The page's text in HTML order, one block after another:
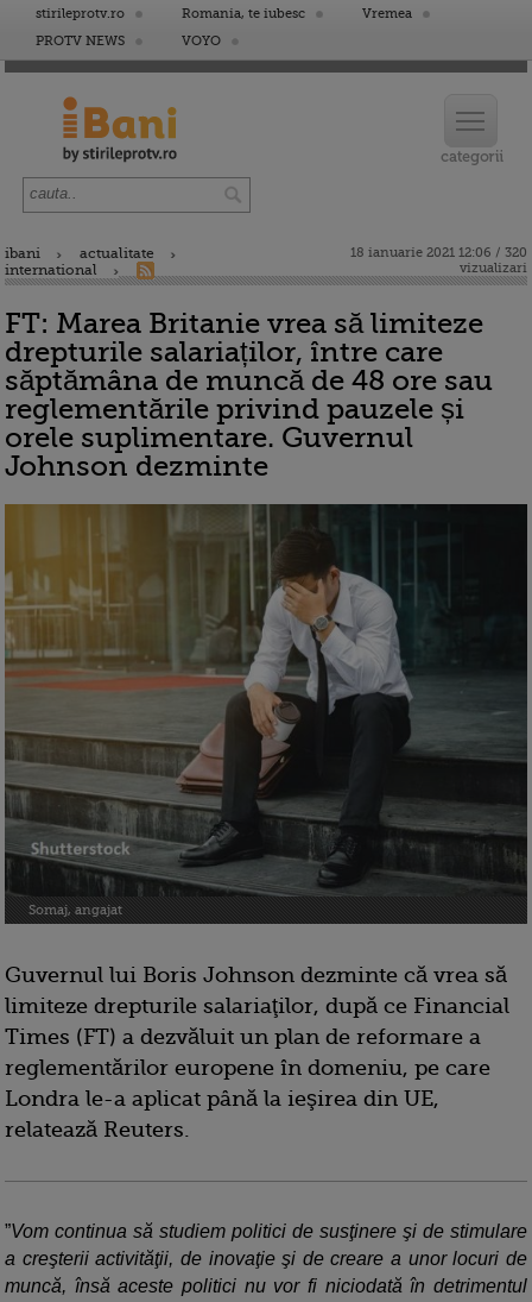
stirileprotv.ro Romania, te iubesc
Vremea
PROTV NEWS
VOYO
ibani
actualitate
international
18 ianuarie 2021 12:06 / 320
vizualizari
FT: Marea Britanie vrea să limiteze
drepturile salariaților, între care
săptămâna de muncă de 48 ore sau
reglementările privind pauzele și
orele suplimentare. Guvernul
Johnson dezminte
Somaj, angajat
Guvernul lui Boris Johnson dezminte că vrea să
limiteze drepturile salariaţilor, după ce Financial
Times (FT) a dezvăluit un plan de reformare a
reglementărilor europene în domeniu, pe care
Londra le-a aplicat până la ieşirea din UE,
relatează Reuters.
”Vom continua să studiem politici de susţinere şi de stimulare
a creşterii activităţii, de inovaţie şi de creare a unor locuri de
muncă, însă aceste politici nu vor fi niciodată în detrimentul